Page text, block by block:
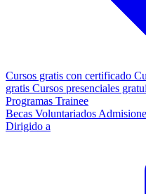
Cursos gratis con certificado
gratis Cursos presenciales
Programas Trainee
Becas Voluntariados
Dirigido a